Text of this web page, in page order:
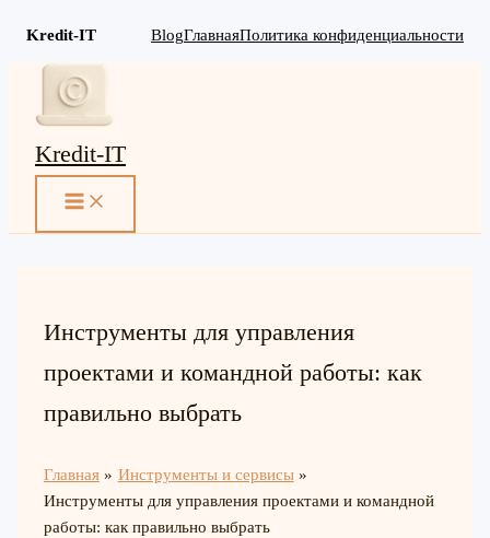
Kredit-IT BlogГлавнаяПолитика конфиденциальности
Перейти
содержимому
Kredit-IT
MAIN
Инструменты для управления
проектами и командной работы: как
правильно выбрать
Главная
Инструменты и сервисы
Инструменты для управления проектами и командной
работы: как правильно выбрать